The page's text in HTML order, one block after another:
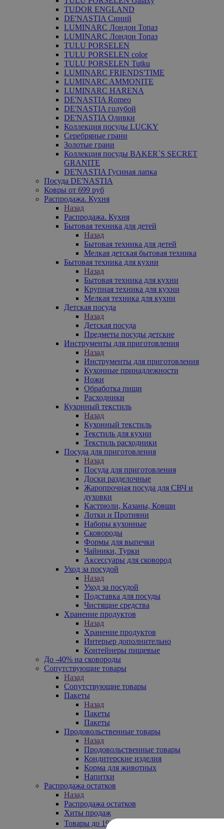
TUDOR ENGLAND
DE'NASTIA Синий
LUMINARC Лондон Топаз
LUMINARC Лондон Топаз
TULU PORSELEN
TULU PORSELEN color
TULU PORSELEN Tutku
LUMINARC FRIENDS'TIME
LUMINARC AMMONITE
LUMINARC HARENA
DE'NASTIA Romeo
DE'NASTIA голубой
DE'NASTIA Оливки
Коллекция посуды LUCKY
Серебряные грани
Золотые грани
Коллекция посуды BAKER`S SECRET
GRANITE
DE'NASTIA Гусиная лапка
Посуда DE'NASTIA
Ковры от 699 руб
Распродажа. Кухня
Назад
Распродажа. Кухня
Бытовая техника для детей
Назад
Бытовая техника для детей
Мелкая детская бытовая техника
Бытовая техника для кухни
Назад
Бытовая техника для кухни
Крупная техника для кухни
Мелкая техника для кухни
Детская посуда
Назад
Детская посуда
Предметы посуды детские
Инструменты для приготовления
Назад
Инструменты для приготовления
Кухонные принадлежности
Ножи
Обработка пищи
Расходники
Кухонный текстиль
Назад
Кухонный текстиль
Текстиль для кухни
Текстиль расходники
Посуда для приготовления
Назад
Посуда для приготовления
Доски разделочные
Жаропрочная посуда для СВЧ и
духовки
Кастрюли, Казаны, Ковши
Лотки и Противни
Наборы кухонные
Сковороды
Формы для выпечки
Чайники, Турки
Аксессуары для сковород
Уход за посудой
Назад
Уход за посудой
Подставка для посуды
Чистящие средства
Хранение продуктов
Назад
Хранение продуктов
Интерьер дополнительно
Контейнеры пищевые
До -40% на сковороды
Сопутствующие товары
Назад
Сопутствующие товары
Пакеты
Назад
Пакеты
Пакеты
Продовольственные товары
Назад
Продовольственные товары
Кондитерские изделия
Корма для животных
Напитки
Распродажа остатков
Назад
Распродажа остатков
Хиты продаж
Товары до 199₽